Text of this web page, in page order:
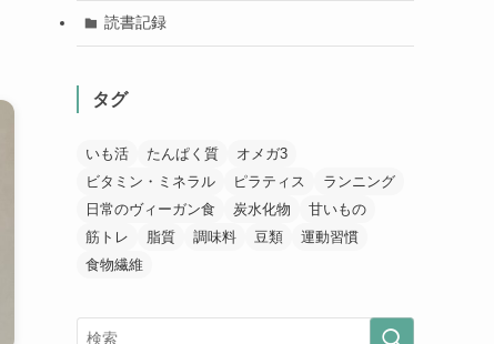
読書記録
タグ
いも活 たんぱく質
オメガ3
ビタミン・ミネラル
ピラティス
ランニング
日常のヴィーガン食
炭水化物
甘いもの
筋トレ
脂質 調味料 豆類
運動習慣
食物繊維